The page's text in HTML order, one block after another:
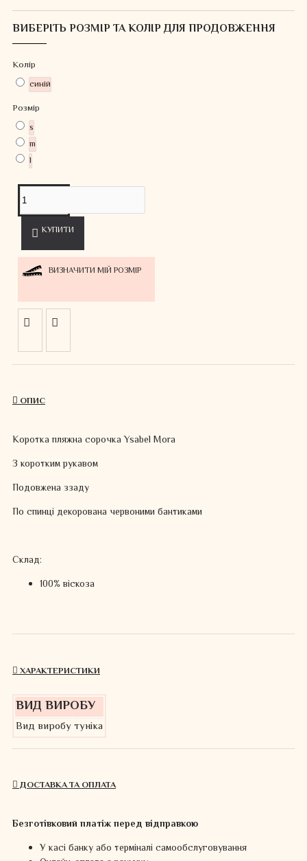
ВИБЕРІТЬ РОЗМІР ТА КОЛІР ДЛЯ ПРОДОВЖЕННЯ
Колiр
синій
Розмір
s
m
l
КУПИТИ
ВИЗНАЧИТИ МІЙ РОЗМІР
ОПИС
Коротка пляжна сорочка Ysabel Mora
З коротким рукавом
Подовжена ззаду
По спинці декорована червоними бантиками
Склад:
100% віскоза
ХАРАКТЕРИСТИКИ
ВИД ВИРОБУ
Вид виробу туніка
ДОСТАВКА ТА ОПЛАТА
Безготівковий платіж перед відправкою
У касі банку або терміналі самообслуговування